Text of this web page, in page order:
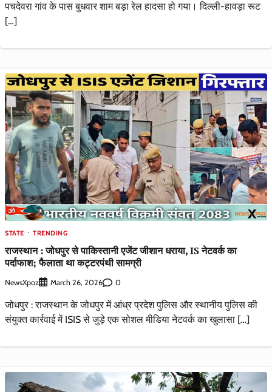
पचदेवरा गांव के पास बुधवार शाम बड़ा रेल हादसा हो गया। दिल्ली-हावड़ा रूट
[…]
STATE TRENDING
राजस्थान : जोधपुर से पाकिस्तानी एजेंट जीशान धराया, IS नेटवर्क का
पर्दाफाश; फैलाता था कट्टरपंथी सामग्री
NewsXpoz March 26, 2026 0
जोधपुर : राजस्थान के जोधपुर में आंध्र प्रदेश पुलिस और स्थानीय पुलिस की
संयुक्त कार्रवाई में ISIS से जुड़े एक सोशल मीडिया नेटवर्क का खुलासा […]